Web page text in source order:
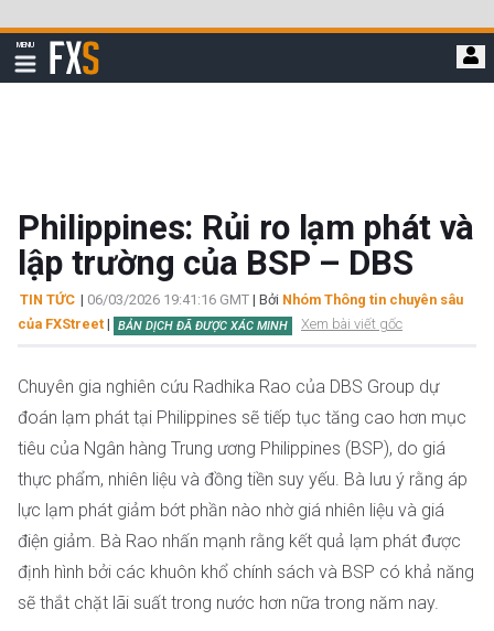
qua
đi
MENU
Hiển
thị
FXStreet
Philippines: Rủi ro lạm phát và
lập trường của BSP – DBS
TIN TỨC | 06/03/2026 19:41:16 GMT | Bởi Nhóm Thông tin chuyên sâu
của FXStreet | BẢN DỊCH ĐÃ ĐƯỢC XÁC MINH Xem bài viết gốc
Chuyên gia nghiên cứu Radhika Rao của DBS Group dự
đoán lạm phát tại Philippines sẽ tiếp tục tăng cao hơn mục
tiêu của Ngân hàng Trung ương Philippines (BSP), do giá
thực phẩm, nhiên liệu và đồng tiền suy yếu. Bà lưu ý rằng áp
lực lạm phát giảm bớt phần nào nhờ giá nhiên liệu và giá
điện giảm. Bà Rao nhấn mạnh rằng kết quả lạm phát được
định hình bởi các khuôn khổ chính sách và BSP có khả năng
sẽ thắt chặt lãi suất trong nước hơn nữa trong năm nay.